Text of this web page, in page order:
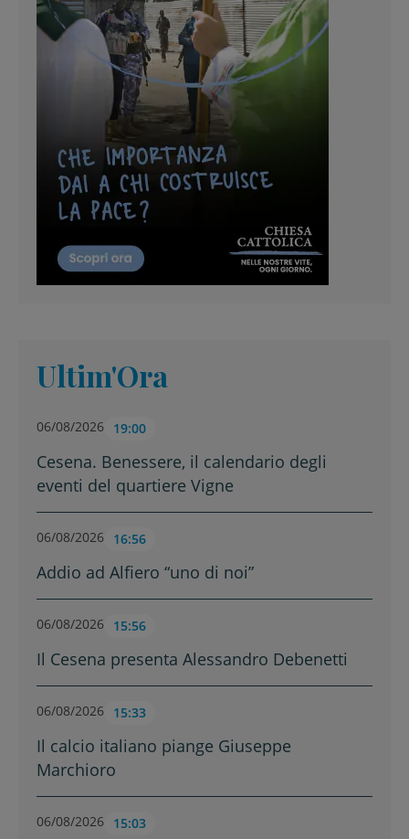
Ultim'Ora
06/08/2026 19:00
Cesena. Benessere, il calendario degli
eventi del quartiere Vigne
06/08/2026 16:56
Addio ad Alfiero “uno di noi”
06/08/2026 15:56
Il Cesena presenta Alessandro Debenetti
06/08/2026 15:33
Il calcio italiano piange Giuseppe
Marchioro
06/08/2026 15:03